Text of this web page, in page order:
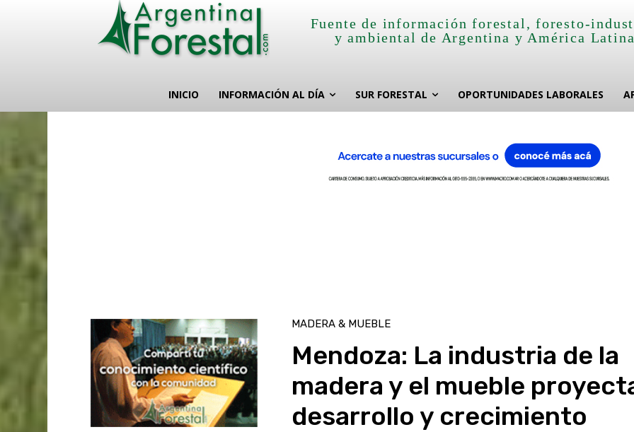
Fuente de información forestal, foresto-
y ambiental de Argentina y América
INICIO INFORMACIÓN AL DÍA SUR FORESTAL OPORTUNIDADES LABORALES
MADERA & MUEBLE
Mendoza: La industria de la
madera y el mueble
desarrollo y crecimiento